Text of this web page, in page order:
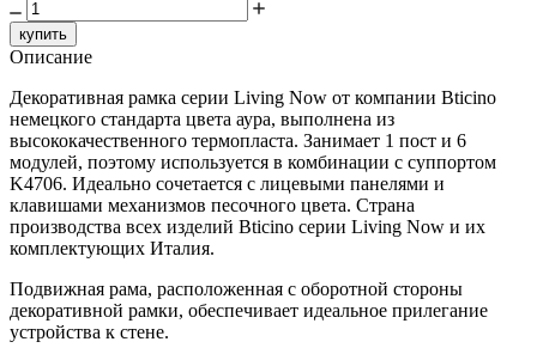
купить
Описание
Декоративная рамка серии Living Now от компании Bticino
немецкого стандарта цвета аура, выполнена из
высококачественного термопласта. Занимает 1 пост и 6
модулей, поэтому используется в комбинации с суппортом
K4706. Идеально сочетается с лицевыми панелями и
клавишами механизмов песочного цвета. Страна
производства всех изделий Bticino серии Living Now и их
комплектующих Италия.
Подвижная рама, расположенная с оборотной стороны
декоративной рамки, обеспечивает идеальное прилегание
устройства к стене.